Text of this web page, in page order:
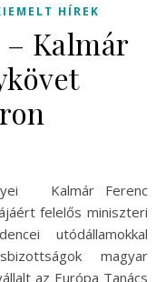
HÍREK
Kalmár
felelős miniszteri
utódállamokkal
magyar
az Európa Tanács